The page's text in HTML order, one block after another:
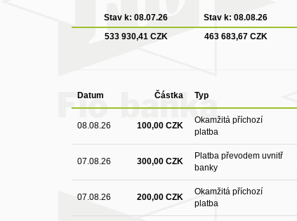
Stav k: 08.07.26 Stav k: 08.08.26
533 930,41 CZK
463 683,67 CZK
Datum Částka Typ
08.08.26 100,00 CZK
Okamžitá příchozí
platba
07.08.26 300,00 CZK
Platba převodem uvnitř
banky
07.08.26 200,00 CZK
Okamžitá příchozí
platba